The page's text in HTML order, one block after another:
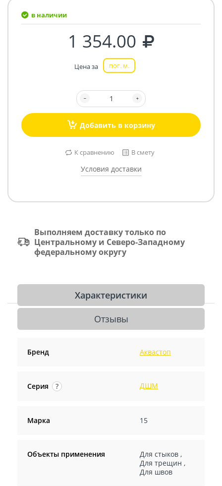
в наличии
1 354.00
Цена за пог. м.
Добавить в корзину
К сравнению В смету
Условия доставки
Выполняем доставку только по
Центральному и Северо-Западному
федеральному округу
Характеристики
Отзывы
Бренд Аквастоп
Серия ? ДШМ
Марка 15
Объекты применения Для стыков,
Для трещин ,
Для швов